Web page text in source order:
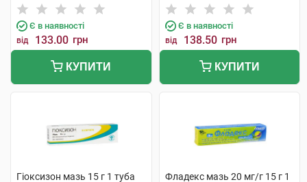
Є в наявності
від 133.00 грн
КУПИТИ
Є в наявності
від 138.50 грн
КУПИТИ
Гіоксизон мазь 15 г 1 туба Фладекс мазь 20 мг/г 15 г 1